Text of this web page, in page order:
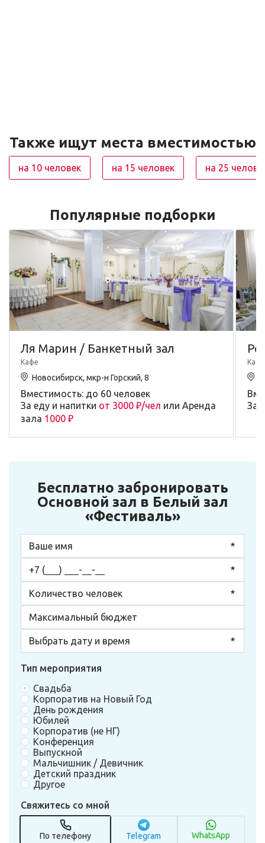
Также ищут места вместимостью
на 10 человек на 15 человек на 25
Популярные подборки
Ля Марин / Банкетный зал
Кафе
Новосибирск, мкр-н Горский, 8
Вместимость: до 60 человек
За еду и напитки от 3000 ₽/чел или Аренда
зала 1000 ₽
Кафе
За
Бесплатно забронировать
Основной зал в Белый зал
«Фестиваль»
Тип мероприятия
Свадьба
Корпоратив на Новый Год
День рождения
Юбилей
Корпоратив (не НГ)
Конференция
Выпускной
Мальчишник / Девичник
Детский праздник
Другое
Свяжитесь со мной
По телефону Telegram WhatsApp